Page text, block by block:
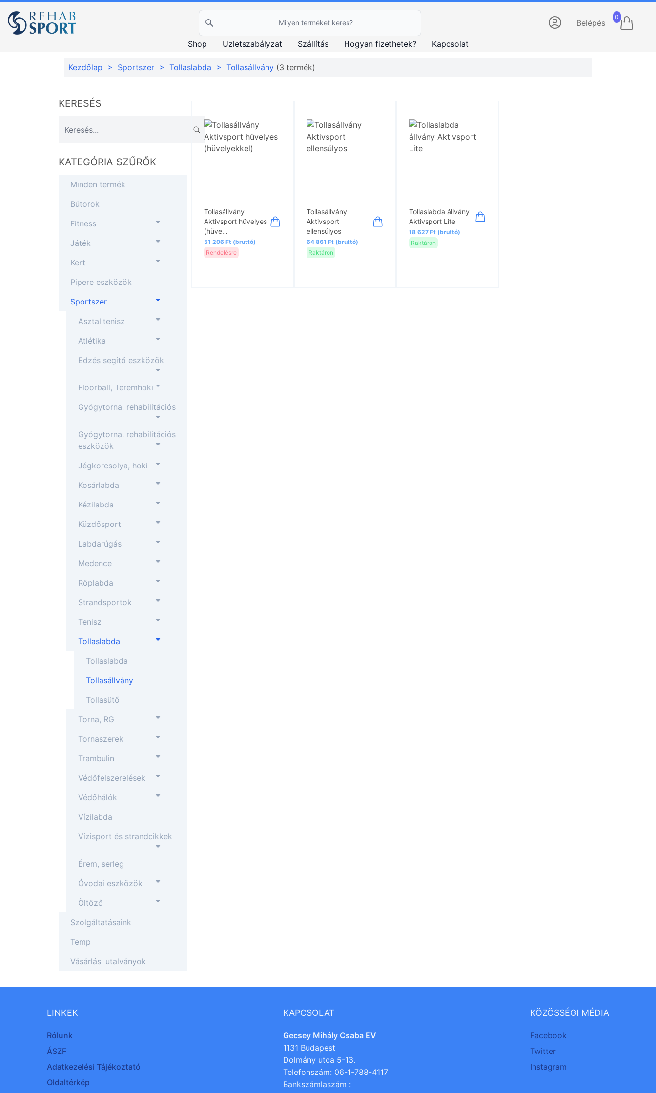
Keresés Ikon
0
Belépés
Shop Üzletszabályzat Szállítás Hogyan fizethetek? Kapcsolat
Kezdőlap > Sportszer > Tollaslabda > Tollasállvány (3 termék)
KERESÉS
KATEGÓRIA SZŰRŐK
Minden termék
Bútorok
Fitness
Játék
Kert
Pipere eszközök
Sportszer
Asztalitenisz
Atlétika
Edzés segítő eszközök
Floorball, Teremhoki
Gyógytorna, rehabilitációs
Gyógytorna, rehabilitációs
eszközök
Jégkorcsolya, hoki
Kosárlabda
Kézilabda
Küzdősport
Labdarúgás
Medence
Röplabda
Strandsportok
Tenisz
Tollaslabda
Tollaslabda
Tollasállvány
Tollasütő
Torna, RG
Tornaszerek
Trambulin
Védőfelszerelések
Védőhálók
Vízilabda
Vízisport és strandcikkek
Érem, serleg
Óvodai eszközök
Öltöző
Szolgáltatásaink
Temp
Vásárlási utalványok
Tollasállvány
Aktivsport hüvelyes
(hüve…
51 206 Ft (bruttó)
Rendelésre
Tollasállvány
Aktivsport
ellensúlyos
64 861 Ft (bruttó)
Raktáron
Tollaslabda állvány
Aktivsport Lite
18 627 Ft (bruttó)
Raktáron
LINKEK
Rólunk
ÁSZF
Adatkezelési Tájékoztató
Oldaltérkép
KAPCSOLAT
Gecsey Mihály Csaba EV
1131 Budapest
Dolmány utca 5-13.
Telefonszám: 06-1-788-4117
Bankszámlaszám :
KÖZÖSSÉGI MÉDIA
Facebook
Twitter
Instagram